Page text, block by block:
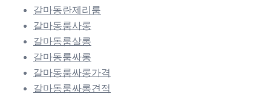
갈마동란제리룸
갈마동룸사롱
갈마동룸살롱
갈마동룸싸롱
갈마동룸싸롱가격
갈마동룸싸롱견적